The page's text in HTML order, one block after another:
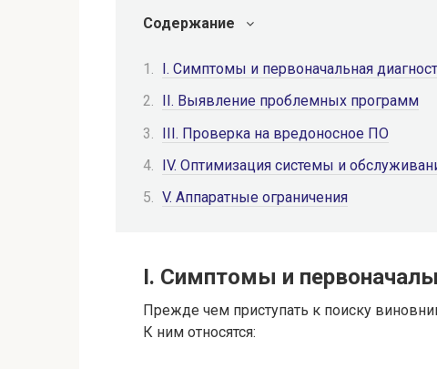
Содержание
I. Симптомы и первоначальная
II. Выявление проблемных программ
III. Проверка на вредоносное ПО
IV. Оптимизация системы и
V. Аппаратные ограничения
I. Симптомы и
Прежде чем приступать к поиску
К ним относятся: